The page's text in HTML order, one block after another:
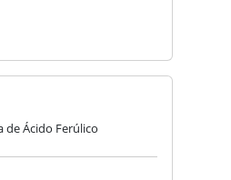
de Ácido Ferúlico